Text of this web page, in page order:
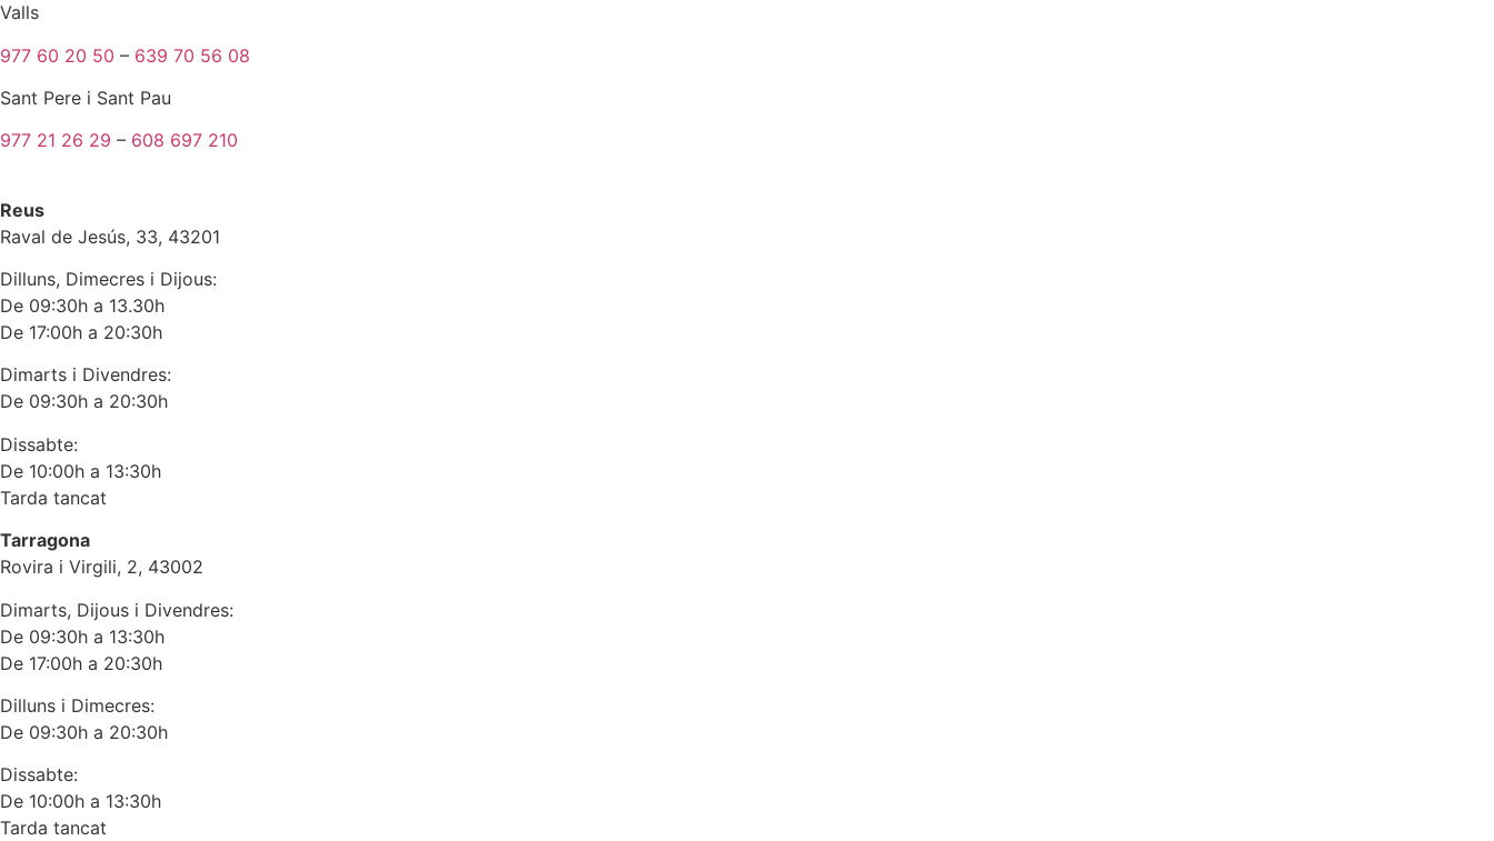
Valls
977 60 20 50 – 639 70 56 08
Sant Pere i Sant Pau
977 21 26 29 – 608 697 210
Reus
Raval de Jesús, 33, 43201
Dilluns, Dimecres i Dijous:
De 09:30h a 13.30h
De 17:00h a 20:30h
Dimarts i Divendres:
De 09:30h a 20:30h
Dissabte:
De 10:00h a 13:30h
Tarda tancat
Tarragona
Rovira i Virgili, 2, 43002
Dimarts, Dijous i Divendres:
De 09:30h a 13:30h
De 17:00h a 20:30h
Dilluns i Dimecres:
De 09:30h a 20:30h
Dissabte:
De 10:00h a 13:30h
Tarda tancat